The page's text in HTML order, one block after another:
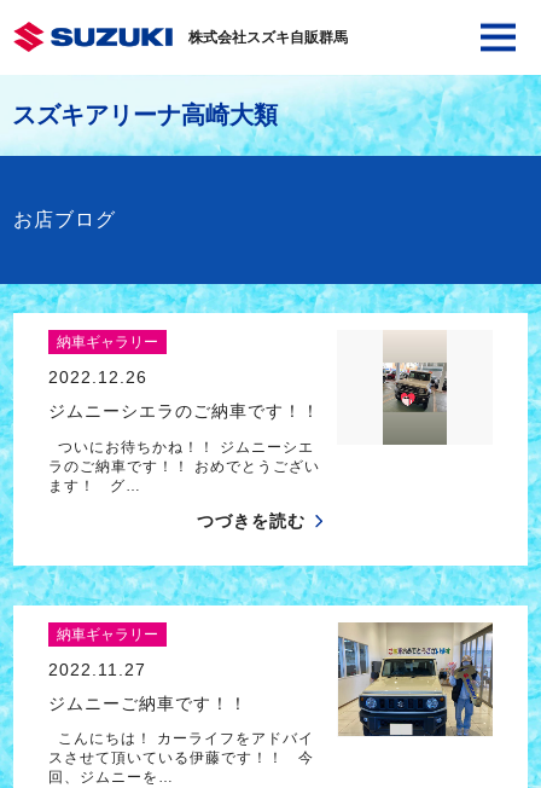
株式会社スズキ自販群馬
スズキアリーナ高崎大類
お店ブログ
納車ギャラリー
2022.12.26
ジムニーシエラのご納車です！！
ついにお待ちかね！！ ジムニーシエ
ラのご納車です！！ おめでとうござい
ます！ グ…
つづきを読む
納車ギャラリー
2022.11.27
ジムニーご納車です！！
こんにちは！ カーライフをアドバイ
スさせて頂いている伊藤です！！ 今
回、ジムニーを…